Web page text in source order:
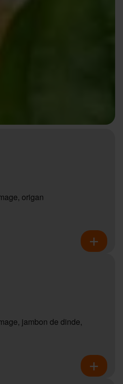
origan
jambon de dinde,